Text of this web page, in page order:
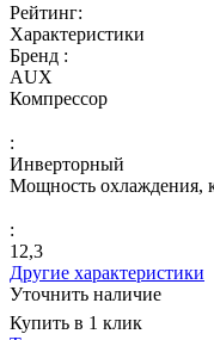
Рейтинг:
Характеристики
Бренд :
AUX
Компрессор
:
Инверторный
Мощность охлаждения,
:
12,3
Другие характеристики
Уточнить наличие
Купить в 1 клик